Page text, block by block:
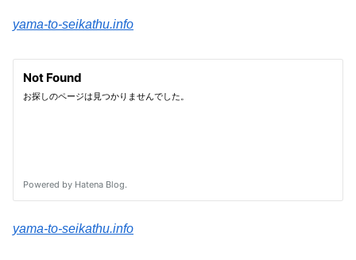
yama-to-seikathu.info
yama-to-seikathu.info